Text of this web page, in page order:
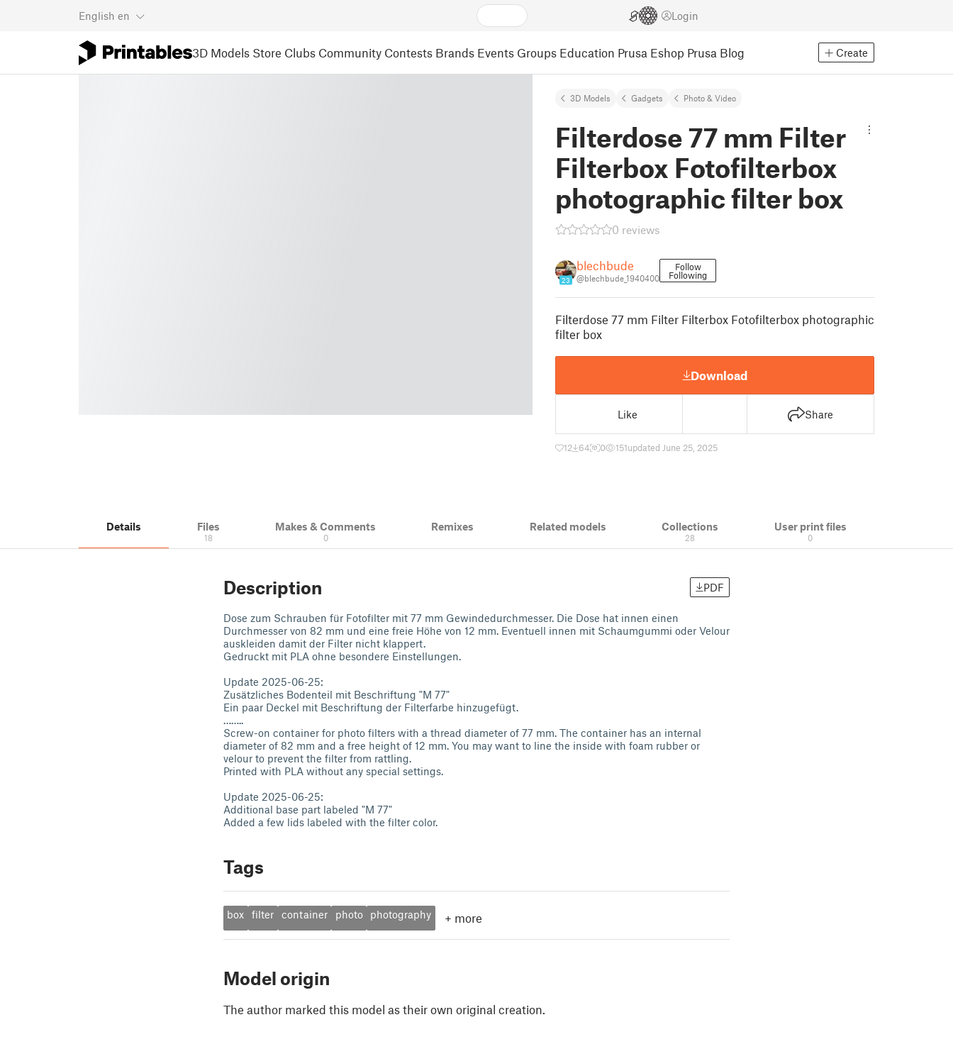
English en Login
3D Models Store Clubs Community Contests Brands Events Groups Education Prusa Eshop Prusa Blog Create
3D Models Gadgets Photo & Video
Filterdose 77 mm Filter
Filterbox Fotofilterbox
photographic filter box
0 reviews
23
blechbude
@blechbude_1940400
Follow
Following
Filterdose 77 mm Filter Filterbox Fotofilterbox photographic
filter box
Download
Like Share
12 64 0 151updated June 25, 2025
Details Files
18
Makes & Comments
0
Remixes Related models Collections
28
User print files
0
Description PDF
Dose zum Schrauben für Fotofilter mit 77 mm Gewindedurchmesser. Die Dose hat innen einen
Durchmesser von 82 mm und eine freie Höhe von 12 mm. Eventuell innen mit Schaumgummi oder Velour
auskleiden damit der Filter nicht klappert.
Gedruckt mit PLA ohne besondere Einstellungen.
Update 2025-06-25:
Zusätzliches Bodenteil mit Beschriftung "M 77"
Ein paar Deckel mit Beschriftung der Filterfarbe hinzugefügt.
……..
Screw-on container for photo filters with a thread diameter of 77 mm. The container has an internal
diameter of 82 mm and a free height of 12 mm. You may want to line the inside with foam rubber or
velour to prevent the filter from rattling.
Printed with PLA without any special settings.
Update 2025-06-25:
Additional base part labeled "M 77"
Added a few lids labeled with the filter color.
Tags
box filter container photo photography + more
Model origin
The author marked this model as their own original creation.